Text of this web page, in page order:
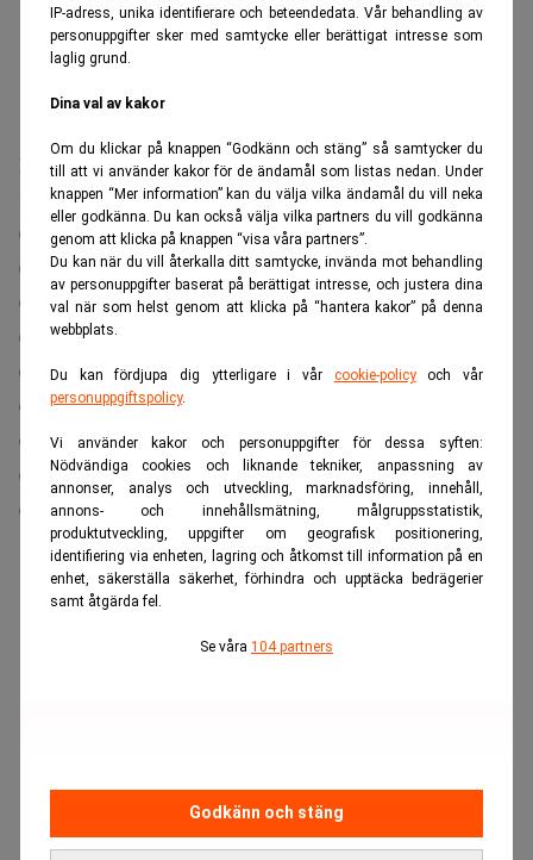
IP-adress, unika identifierare och beteendedata. Vår behandling av
personuppgifter sker med samtycke eller berättigat intresse som
laglig grund.
Dina val av kakor
Om du klickar på knappen “Godkänn och stäng” så samtycker du
till att vi använder kakor för de ändamål som listas nedan. Under
knappen “Mer information” kan du välja vilka ändamål du vill neka
eller godkänna. Du kan också välja vilka partners du vill godkänna
genom att klicka på knappen “visa våra partners”.
Du kan när du vill återkalla ditt samtycke, invända mot behandling
av personuppgifter baserat på berättigat intresse, och justera dina
val när som helst genom att klicka på “hantera kakor” på denna
webbplats.
Du kan fördjupa dig ytterligare i vår cookie-policyoch vår
personuppgiftspolicy.
Vi använder kakor och personuppgifter för dessa syften:
Nödvändiga cookies och liknande tekniker, anpassning av
annonser, analys och utveckling, marknadsföring, innehåll,
annons- och innehållsmätning, målgruppsstatistik,
produktutveckling, uppgifter om geografisk positionering,
identifiering via enheten, lagring och åtkomst till information på en
enhet, säkerställa säkerhet, förhindra och upptäcka bedrägerier
samt åtgärda fel.
Se våra 104 partners
Godkänn och stäng
MAKRO
Kanada helgdag
00:01 Nederländerna husprisindex
01:01 Storbritannien husprisindex från Rightmove
01:50 Japan maskinorder
03:15 Kina LPR (loan prime rate)
06:00 Sverige e-handelsindikatorn från svensk handel
06:30 Nederländerna konsumentförtroende
07:00 Estland PPI
08:00 Danmark konsumentförtroende
09:00 Turkiet konsumentförtroende
10:00 Polen PPI
10:00 Taiwan arbetslöshet
10:30 Hongkong KPI
10:45 ECB tal av Vujcic
12:00 Sverige AF veckostatistik
13:30 ECB tal av Holzmann